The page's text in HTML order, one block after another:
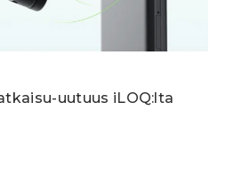
uutuus iLOQ:lta